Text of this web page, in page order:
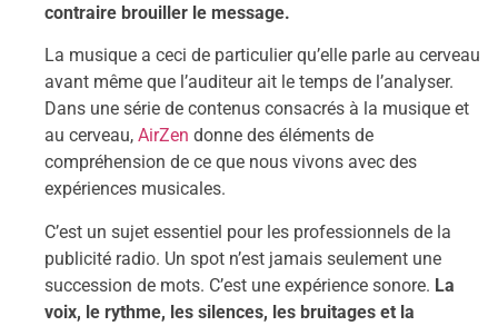
contraire brouiller le message.
La musique a ceci de particulier qu’elle parle au cerveau
avant même que l’auditeur ait le temps de l’analyser.
Dans une série de contenus consacrés à la musique et
au cerveau, AirZen donne des éléments de
compréhension de ce que nous vivons avec des
expériences musicales.
C’est un sujet essentiel pour les professionnels de la
publicité radio. Un spot n’est jamais seulement une
succession de mots. C’est une expérience sonore. La
voix, le rythme, les silences, les bruitages et la